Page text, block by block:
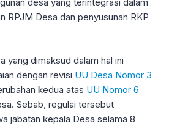
desa yang terintegrasi dalam
RPJM Desa dan penyusunan RKP
yang dimaksud dalam hal ini
dengan revisi UU Desa Nomor 3
kedua atas UU Nomor 6
Sebab, regulai tersebut
jabatan kepala Desa selama 8